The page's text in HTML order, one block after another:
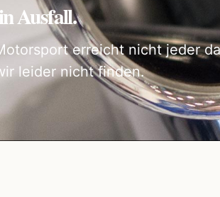
Ausfall.
erreicht nicht jeder
leider nicht finden.